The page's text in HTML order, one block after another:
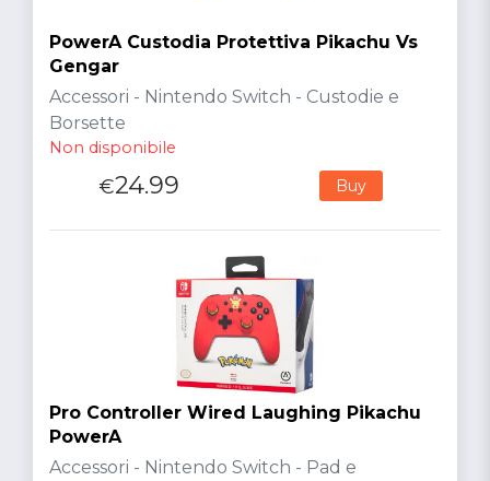
PowerA Custodia Protettiva Pikachu Vs
Gengar
Accessori - Nintendo Switch - Custodie e
Borsette
Non disponibile
€24.99 Buy
Pro Controller Wired Laughing Pikachu
PowerA
Accessori - Nintendo Switch - Pad e